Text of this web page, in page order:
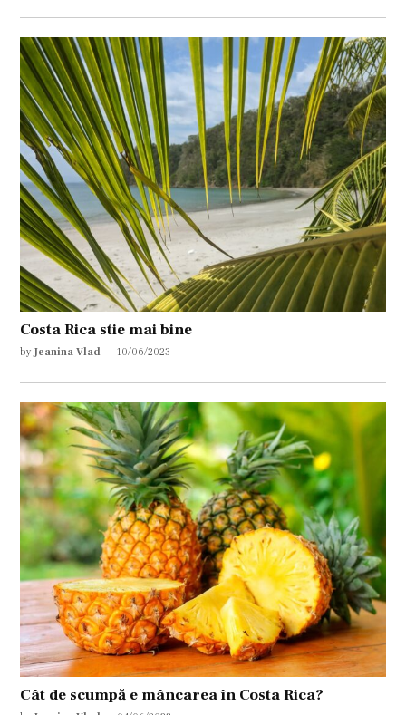
Costa Rica stie mai bine
by Jeanina Vlad 10/06/2023
Cât de scumpă e mâncarea în Costa Rica?